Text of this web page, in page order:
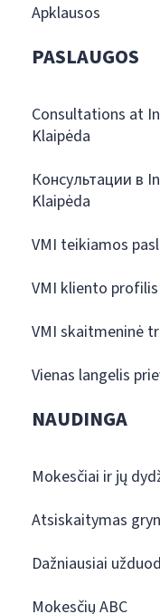
Apklausos
PASLAUGOS
Consultations at
Klaipėda
Консультации в
Klaipėda
VMI teikiamos
VMI kliento profilis
VMI skaitmeninė
Vienas langelis
NAUDINGA
Mokesčiai ir jų
Atsiskaitymas
Dažniausiai
Mokesčių ABC